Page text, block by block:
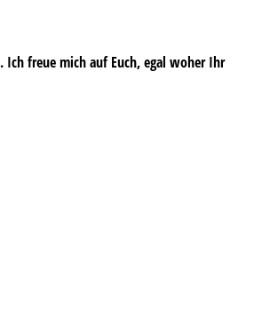
freue mich auf Euch, egal woher Ihr